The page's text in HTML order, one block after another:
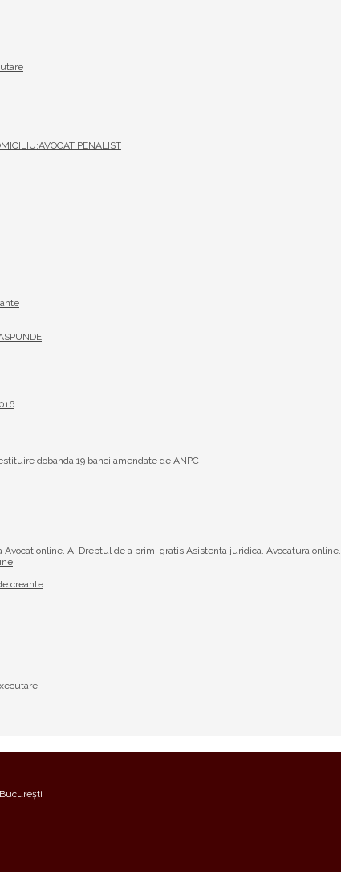
PENALIST
dobanda 19 banci amendate de ANPC
online. Ai Dreptul de a primi gratis Asistenta juridica. Avocatura online.
creante
București